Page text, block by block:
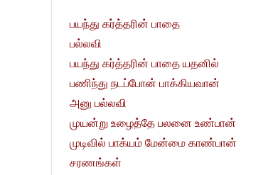
பயந்து கர்த்தரின் பாதை
பல்லவி
பயந்து கர்த்தரின் பாதை யதனில்
பணிந்து நடப்போன் பாக்கியவான்
அனு பல்லவி
முயன்று உழைத்தே பலனை உண்பான்
முடிவில் பாக்யம் மேன்மை காண்பான்
சரணங்கள்